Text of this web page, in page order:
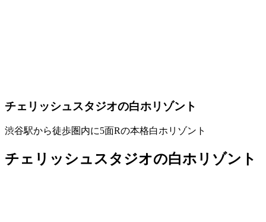
チェリッシュスタジオの白ホリゾント
渋谷駅から徒歩圏内に5面Rの本格白ホリゾント
チェリッシュスタジオの白ホリゾント